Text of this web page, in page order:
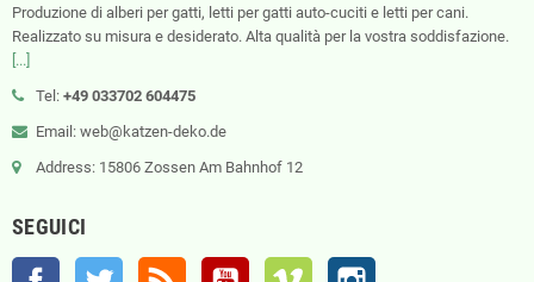
Produzione di alberi per gatti, letti per gatti auto-cuciti e letti per cani.
Realizzato su misura e desiderato. Alta qualità per la vostra soddisfazione.
[...]
Tel: +49 033702 604475
Email: web@katzen-deko.de
Address: 15806 Zossen Am Bahnhof 12
SEGUICI
Facebook Twitter YouTube Vimeo